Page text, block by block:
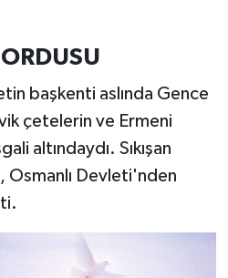
başkenti aslında Gence
çetelerin ve Ermeni
altındaydı. Sıkışan
Osmanlı Devleti'nden